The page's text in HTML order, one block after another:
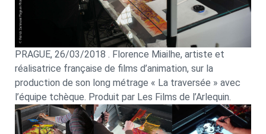
PRAGUE, 26/03/2018 . Florence Miailhe, artiste et
réalisatrice française de films d’animation, sur la
production de son long métrage « La traversée » avec
l’équipe tchèque. Produit par Les Films de l’Arlequin.